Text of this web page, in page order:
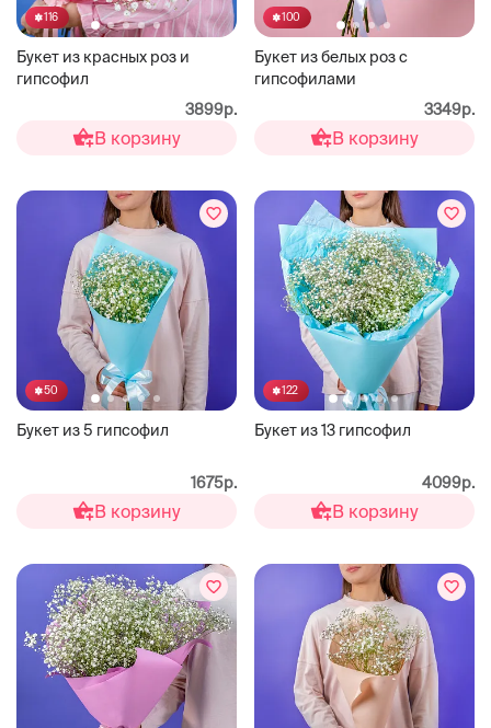
116
Букет из красных роз и
гипсофил
3899р.
В корзину
100
Букет из белых роз с
гипсофилами
3349р.
В корзину
50
Букет из 5 гипсофил
1675р.
В корзину
122
Букет из 13 гипсофил
4099р.
В корзину